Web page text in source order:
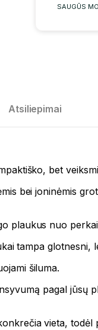
SAUGŪS
Atsiliepimai
bet
bei joninėmis
plaukus nuo
tampa glotnesni,
šiluma.
pagal
vieta, todėl